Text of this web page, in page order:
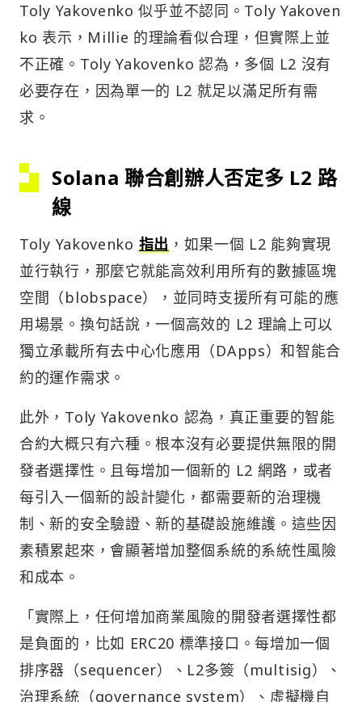
Toly Yakovenko 似乎並不認同。Toly Yakoven
ko 表示，Millie 的理論看似合理，但實際上並
不正確。Toly Yakovenko 認為，多個 L2 沒有
必要存在，因為單一的 L2 就足以滿足所有需
求。
Solana 聯合創辦人否定多 L2 路
線
Toly Yakovenko 指出，如果一個 L2 能夠實現
並行執行，那麼它就能高效利用所有的數據區塊
空間（blobspace），並同時支援所有可能的應
用場景。換句話說，一個高效的 L2 理論上可以
獨立承載所有去中心化應用（DApps）和智能合
約的運作需求。
此外，Toly Yakovenko 認為，真正重要的智能
合約大概只有六種。根本沒有必要提供無限的開
發者選擇性。且每增加一個新的 L2 網路，或者
每引入一個新的設計變化，都需要新的治理機
制、新的安全驗證、新的基礎設施維護。這些因
素積累起來，會顯著增加整個系統的系統性風險
和成本。
「實際上，任何增加商業風險的開發者選擇性都
是負面的，比如 ERC20 標準接口。每增加一個
排序器（sequencer）、L2多簽（multisig）、
治理系統（governance system）、虛擬機自